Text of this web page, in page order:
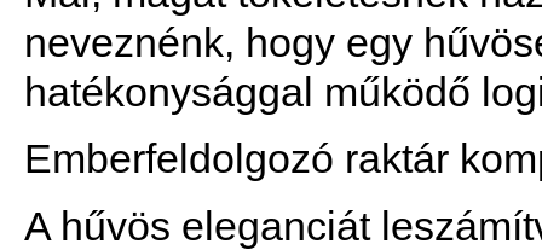
neveznénk, hogy egy
hatékonysággal működő
Emberfeldolgozó raktár
A hűvös eleganciát